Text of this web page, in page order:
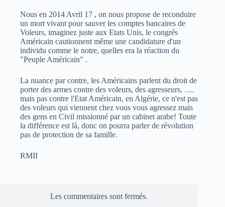
Nous en 2014 Avril 17 , on nous propose de reconduire
un mort vivant pour sauver les comptes bancaires de
Voleurs, imaginez juste aux Etats Unis, le congrés
Américain cautionnent même une candidature d'un
individu comme le notre, quelles era la réaction du
"Peuple Américain" .
La nuance par contre, les Américains parlent du droit de
porter des armes contre des voleurs, des agresseurs, ….
mais pas contre l'Etat Américain, en Algérie, ce n'est pas
des voleurs qui viennent chez vous vous agressez mais
des gens en Civil missionné par un cabinet arabe! Toute
la différence est là, donc on pourra parler de révolution
pas de protection de sa famille.
RMII
Les commentaires sont fermés.